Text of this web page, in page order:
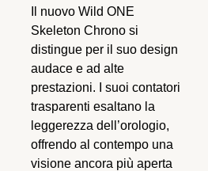
Il nuovo Wild ONE
Skeleton Chrono si
distingue per il suo design
audace e ad alte
prestazioni. I suoi contatori
trasparenti esaltano la
leggerezza dell’orologio,
offrendo al contempo una
visione ancora più aperta